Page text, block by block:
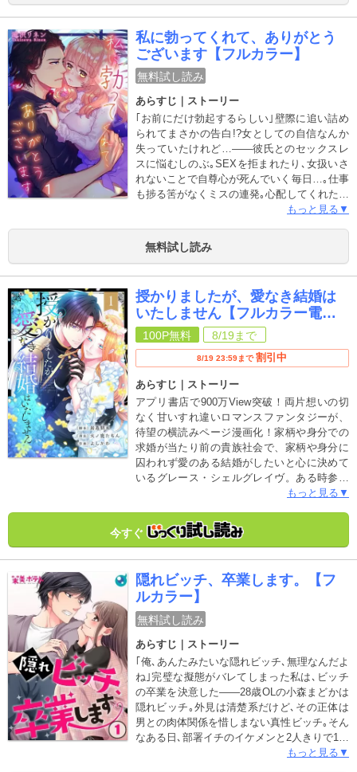
私に勃ってくれて、ありがとう
ございます【フルカラー】
無料試し読み
あらすじ｜ストーリー
｢お前にだけ勃起するらしい｣壁際に追い詰め
られてまさかの告白!?女としての自信なんか
失っていたけれど…――彼氏とのセックスレ
スに悩むしのぶ｡SEXを拒まれたり､女扱いさ
れないことで自尊心が死んでいく毎日…｡仕事
も捗る筈がなくミスの連発｡心配してくれた上
司の蓮見は女子からモテモテで､私の悩みなん
ど…｡バランスを崩した拍子に抱きとめる逞し
い腕と体､久しぶりの体温に思わずときめいて
もっと見る▼
無料試し読み
授かりましたが、愛なき結婚は
いたしません【フルカラー電子
単行本版】
100P無料 8/19まで
8/19 23:59まで 割引中
あらすじ｜ストーリー
アプリ書店で900万View突破！両片想いの切
なく甘いすれ違いロマンスファンタジーが、
待望の横読みページ漫画化！家柄や身分での
求婚が当たり前の貴族社会で、家柄や身分に
囚われず愛のある結婚がしたいと心に決めて
いるグレース・シェルグレイヴ。ある時参加
した仮面パーティーで、同じ価値観を持つ男
ままロマンチックな一夜を過ごし、子どもを
身籠るが…。なんとアランの正体は、シェル
レースに、積極的に迫るアラン。すべては跡
取りのため？それとも愛…？不器用すぎる2人
が紡ぐ手探りの愛の物語。 ※この作品は過
去、電子書籍「授かりましたが、愛なき結婚
はいたしません【分冊版】１～６巻」に掲載
されました。重複購入にご注意下さい。※本
商品は電子版のみの販売となり、紙書籍での
販売はありません。ご注意ください。
もっと見る▼
今すぐ
隠れビッチ、卒業します。【フ
ルカラー】
無料試し読み
あらすじ｜ストーリー
｢俺､あんたみたいな隠れビッチ､無理なんだよ
ね｣完璧な擬態がバレてしまった私は､ビッチ
の卒業を決意した――28歳OLの小森まどかは
隠れビッチ｡外見は清楚系だけど､その正体は
男との肉体関係を惜しまない真性ビッチ｡そん
なある日､部署イチのイケメンと2人きりで1泊
出張に行くことに!絶対オトすと意気込み､間
もっと見る▼